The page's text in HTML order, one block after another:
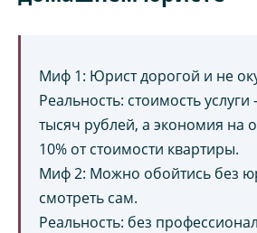
Миф 1: Юрист дорогой и не
Реальность: стоимость
тысяч рублей, а экономия на
10% от стоимости квартиры.
Миф 2: Можно обойтись без
смотреть сам.
Реальность: без